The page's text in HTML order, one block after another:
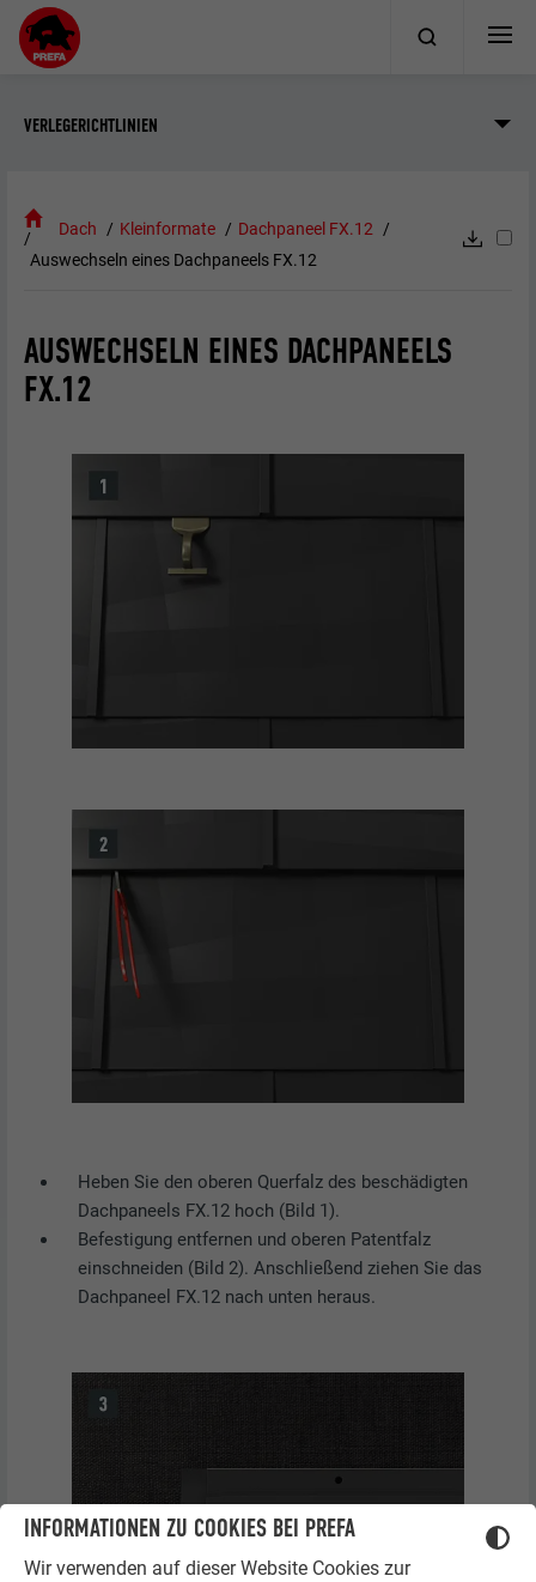
INFORMATIONEN ZU COOKIES BEI PREFA
Wir verwenden auf dieser Website Cookies zur
VERLEGERICHTLINIEN
Dach Kleinformate
Dachpaneel FX.12
Auswechseln eines Dachpaneels FX.12
AUSWECHSELN EINES DACHPANEELS
FX.12
Heben Sie den oberen Querfalz des beschädigten
Dachpaneels FX.12 hoch (Bild 1).
Befestigung entfernen und oberen Patentfalz
einschneiden (Bild 2). Anschließend ziehen Sie das
Dachpaneel FX.12 nach unten heraus.